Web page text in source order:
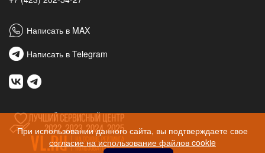
Написать в MAX
Написать в Telegram
При использовании данного сайта, вы подтверждаете свое
согласие на использование файлов cookie